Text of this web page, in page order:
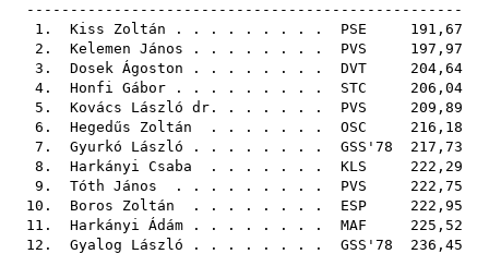
--------------------------------------------------
1. Kiss Zoltán . . . . . . . . . PSE 191,67
2. Kelemen János . . . . . . . . PVS 197,97
3. Dosek Ágoston . . . . . . . . DVT 204,64
4. Honfi Gábor . . . . . . . . . STC 206,04
5. Kovács László dr. . . . . . . PVS 209,89
6. Hegedűs Zoltán . . . . . . . OSC 216,18
7. Gyurkó László . . . . . . . . GSS'78 217,73
8. Harkányi Csaba . . . . . . . KLS 222,29
9. Tóth János . . . . . . . . . PVS 222,75
10. Boros Zoltán . . . . . . . . ESP 222,95
11. Harkányi Ádám . . . . . . . . MAF 225,52
12. Gyalog László . . . . . . . . GSS'78 236,45